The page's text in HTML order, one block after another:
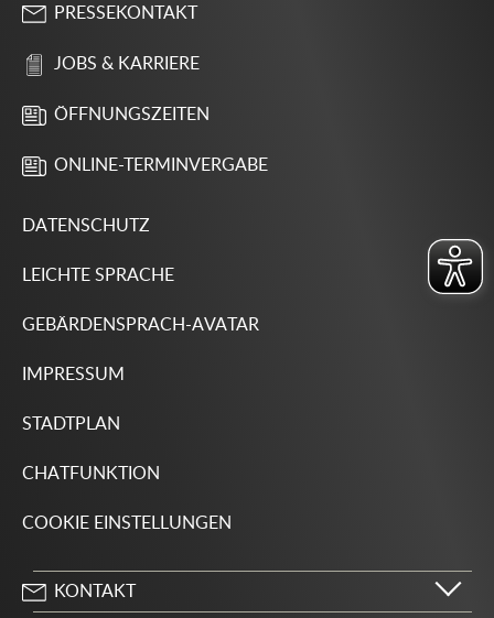
PRESSEKONTAKT
JOBS & KARRIERE
ÖFFNUNGSZEITEN
ONLINE-TERMINVERGABE
DATENSCHUTZ
LEICHTE SPRACHE
GEBÄRDENSPRACH-AVATAR
IMPRESSUM
STADTPLAN
CHATFUNKTION
COOKIE EINSTELLUNGEN
KONTAKT